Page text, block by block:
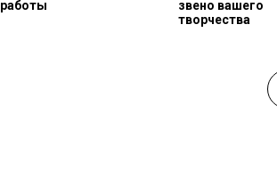
работы
звено вашего
творчества